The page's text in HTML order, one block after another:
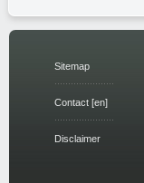
Sitemap
Contact [en]
Disclaimer